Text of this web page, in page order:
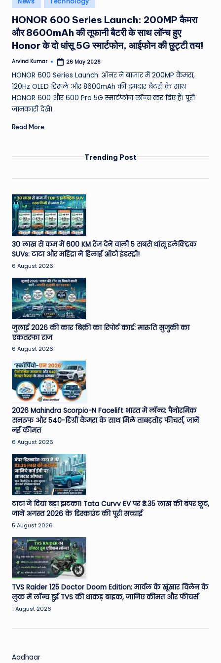
e
a
t
er
,
T
o
vi
e
N
e
w
s
A
ro
u
n
d
T
h
e
W
o
rl
d
in
HONOR 600 Series Launch: 200MP कैमरा
और 8600mAh की तूफानी बैटरी के साथ लॉन्च हुए
Honor के दो धांसू 5G स्मार्टफोन, आईफोन की छुट्टी तय!
Posted
Arvind Kumar 26 May 2026
HONOR 600 Series Launch: ऑनर ने बाजार में 200MP कैमरा,
120Hz OLED डिस्प्ले और 8600mAh की दमदार बैटरी के साथ
HONOR 600 और 600 Pro 5G स्मार्टफोन लॉन्च कर दिए हैं। पूरी
जानकारी देखें।
Read More
Trending Post
30 लाख से कम में 600 KM रेंज देने वाली 5 सबसे धांसू इलेक्ट्रिक
SUVs: टाटा और महिंद्रा ने हिलाई ऑटो इंडस्ट्री!
6 August 2026
जुलाई 2026 की कार बिक्री का रिपोर्ट कार्ड: मारुति सुजुकी का
एकतरफा राज
6 August 2026
2026 Mahindra Scorpio-N Facelift भारत में लॉन्च: पैनोरमिक
सनरूफ और 540-डिग्री कैमरा के साथ मिले ताबड़तोड़ फीचर्स, जानें
नई कीमत
6 August 2026
टाटा ने दिया बड़ा झटका! Tata Curvv EV पर ₹3.35 लाख की बंपर छूट,
जानें अगस्त 2026 के डिस्काउंट की पूरी सच्चाई
5 August 2026
TVS Raider 125 Doctor Doom Edition: मार्वल के खूंखार विलेन के
लुक में लॉन्च हुई TVS की धाकड़ बाइक, जानिए कीमत और फीचर्स
1 August 2026
Aadhaar